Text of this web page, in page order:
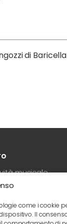
come i cookie
Il
di
musicale